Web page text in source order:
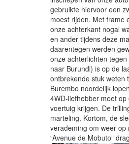
gebruikte hiervoor een
moest rijden. Met frame
onze achterkant nogal
en ander tijdens deze
daarentegen werden
onze achterlichten
naar Burundi) is op de
ontbrekende stuk weten
Burembo noordelijk
4WD-liefhebber moet
voertuig krijgen. De
marteling. Kortom, de
verademing om weer
“Avenue de Mobuto”